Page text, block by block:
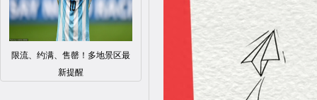
限流、约满、售罄！多地景区最
新提醒